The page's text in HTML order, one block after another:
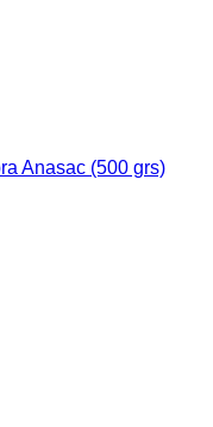
Anasac (500 grs)